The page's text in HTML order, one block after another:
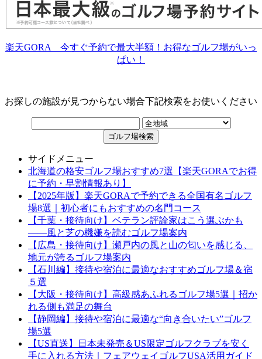
楽天GORA 今すぐ予約で最大半額！お得なゴルフ場がいっ
ぱい！
お探しの施設が見つからない場合下記検索をお使いください
サイドメニュー
北海道の格安ゴルフ場おすすめ7選【楽天GORAでお得
に予約・早割情報あり】
【2025年版】楽天GORAで予約できる全国有名ゴルフ
場8選｜初心者にもおすすめの名門コース
【千葉・接待向け】ベテラン評論家はこう選ぶかも
——風と芝の機嫌を読むゴルフ場案内
【広島・接待向け】瀬戸内の風と山の匂いを感じる、
地元が誇るゴルフ場案内
【石川編】接待や宿泊に最適なおすすめゴルフ場＆宿
５選
【大阪・接待向け】高級感あふれるゴルフ場5選｜招か
れる側も満足の舞台
【静岡編】接待や宿泊に最適な“向き合いたい”ゴルフ
場5選
【US直送】日本未発売＆US限定ゴルフクラブを安く
手に入れる方法｜フェアウェイゴルフUSA活用ガイド